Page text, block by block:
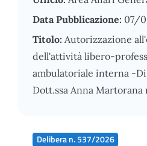
Data Pubblicazione: 07/
Titolo: Autorizzazione
dell'attività libero-
ambulatoriale interna -
Dott.ssa Anna Martorana
Delibera n. 537/2026